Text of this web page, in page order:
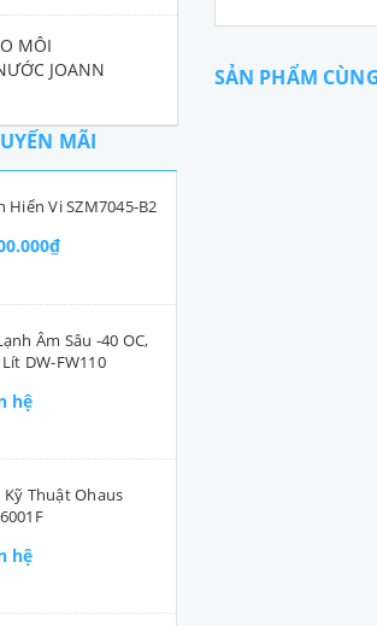
MÔI
JOANN
MÃI
Hiển Vi SZM7045-B2
Âm Sâu -40 OC,
DW-FW110
hệ
Kỹ Thuật Ohaus
hệ
SẢN PHẨM